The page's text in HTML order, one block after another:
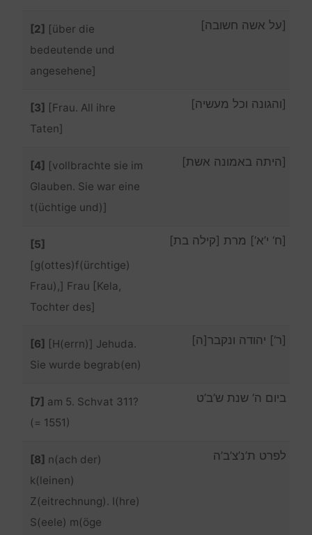
[2] [über die
bedeutende und
angesehene]
[על אשה חשובה]
[3] [Frau. All ihre
Taten]
[והגונה וכל מעשיה]
[4] [vollbrachte sie im
Glauben. Sie war eine
t(üchtige und)]
[היתה באמונה אשת]
[5]
[g(ottes)f(ürchtige)
Frau),] Frau [Kela,
Tochter des]
[ח‘ י’א‘] מרת [קילה בת]
[6] [H(errn)] Jehuda.
Sie wurde begrab(en)
[ר‘] יהודה ונקבר[ה]
[7] am 5. Schvat 311?
(= 1551)
ביום ה‘ שנת ש’ב’ט
[8] n(ach der)
k(leinen)
Z(eitrechnung). I(hre)
S(eele) m(öge
לפרט ת’נ’צ’ב’ה